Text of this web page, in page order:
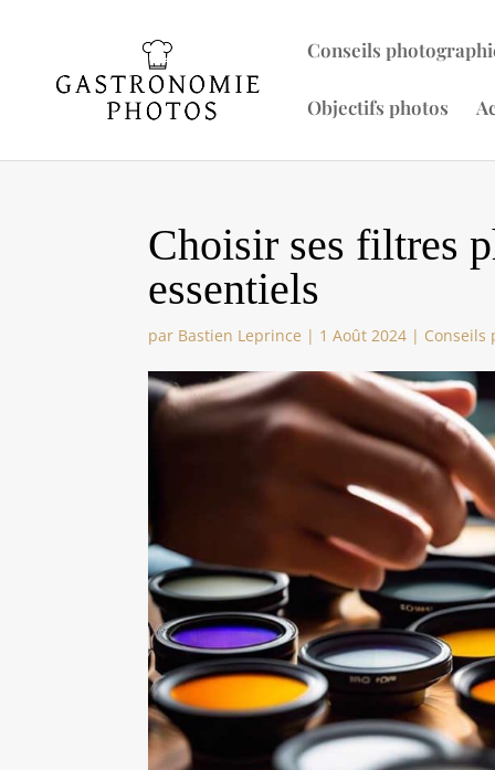
Conseils
Objectifs photos
Choisir ses filtres
essentiels
par Bastien Leprince | 1 Août 2024 | Conseils